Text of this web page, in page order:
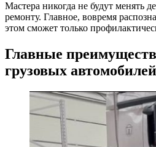
Мастера никогда не будут менять
ремонту. Главное, вовремя
этом сможет только
Главные
грузовых